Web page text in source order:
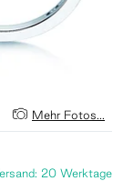
Mehr Fotos...
20 Werktage